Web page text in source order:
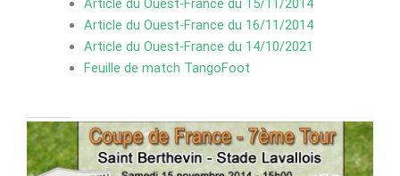
Article du Ouest-France du 15/11/2014
Article du Ouest-France du 16/11/2014
Article du Ouest-France du 14/10/2021
Feuille de match TangoFoot